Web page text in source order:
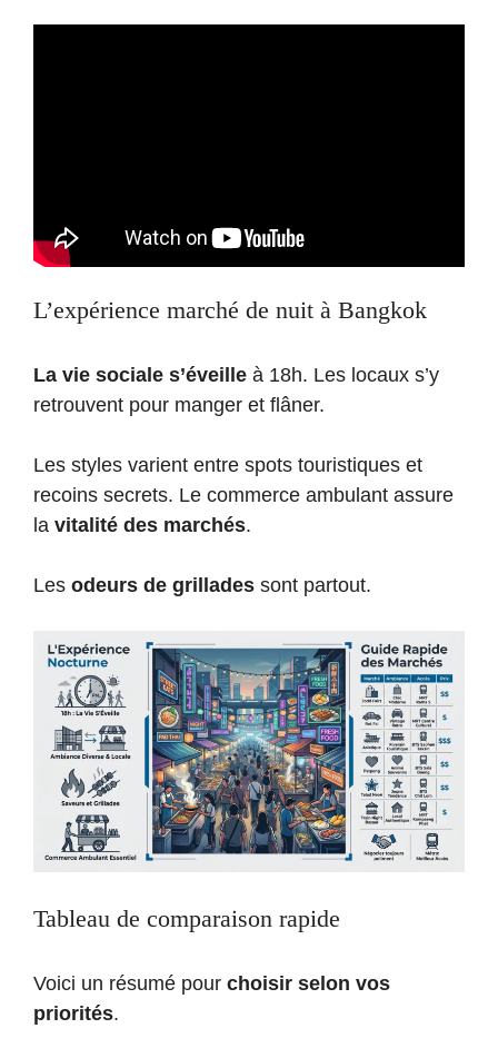
L’expérience marché de nuit à Bangkok
La vie sociale s’éveille à 18h. Les locaux s’y
retrouvent pour manger et flâner.
Les styles varient entre spots touristiques et
recoins secrets. Le commerce ambulant assure
la vitalité des marchés.
Les odeurs de grillades sont partout.
Tableau de comparaison rapide
Voici un résumé pour choisir selon vos
priorités.